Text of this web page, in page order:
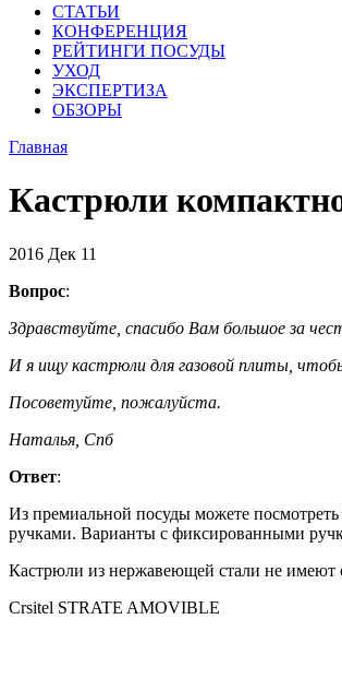
СТАТЬИ
КОНФЕРЕНЦИЯ
РЕЙТИНГИ ПОСУДЫ
УХОД
ЭКСПЕРТИЗА
ОБЗОРЫ
Главная
Кастрюли
2016 Дек 11
Вопрос:
Здравствуйте, спасибо Вам большое за
И я ищу кастрюли для газовой плиты,
Посоветуйте, пожалуйста.
Наталья, Спб
Ответ:
Из премиальной посуды можете
ручками. Варианты с фиксированными
Кастрюли из нержавеющей стали не имеют
Crsitel STRATE AMOVIBLE